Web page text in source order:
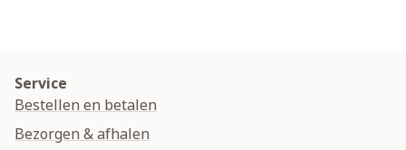
Service
Bestellen en betalen
Bezorgen & afhalen